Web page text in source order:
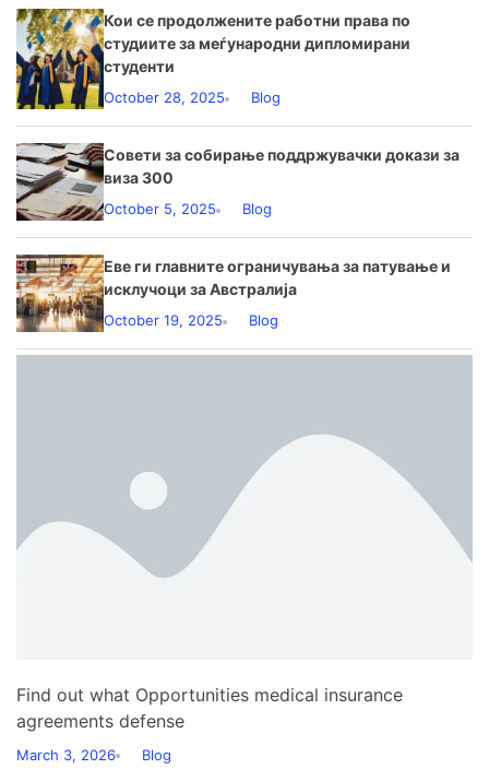
Кои се продолжените работни права по
студиите за меѓународни дипломирани
студенти
October 28, 2025 Blog
Совети за собирање поддржувачки докази за
виза 300
October 5, 2025 Blog
Еве ги главните ограничувања за патување и
исклучоци за Австралија
October 19, 2025 Blog
Find out what Opportunities medical insurance
agreements defense
March 3, 2026 Blog